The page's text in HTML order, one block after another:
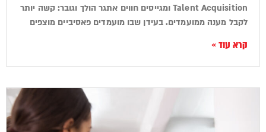
Talent Acquisition ומגייסים חווים אתגר הולך וגובר: קשה יותר
לקבל מענה ממועמדים. בעידן שבו מועמדים פאסיביים מוצפים
קרא עוד »